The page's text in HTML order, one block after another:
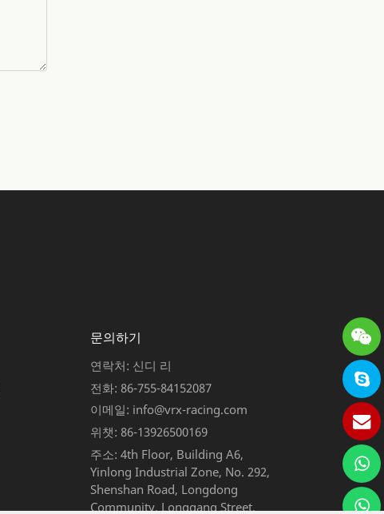
문의하기
연락처: 신디 리
전화: 86-755-84152087
이메일: info@vrx-racing.com
위챗: 86-13926500169
주소: 4th Floor, Building A6,
Yinlong Industrial Zone, No. 292,
Shenshan Road, Longdong
Community, Longgang Street,